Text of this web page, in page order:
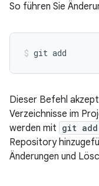
So führen Sie
Dieser Befehl
Verzeichnisse im
werden mit git add
Repository
Änderungen und